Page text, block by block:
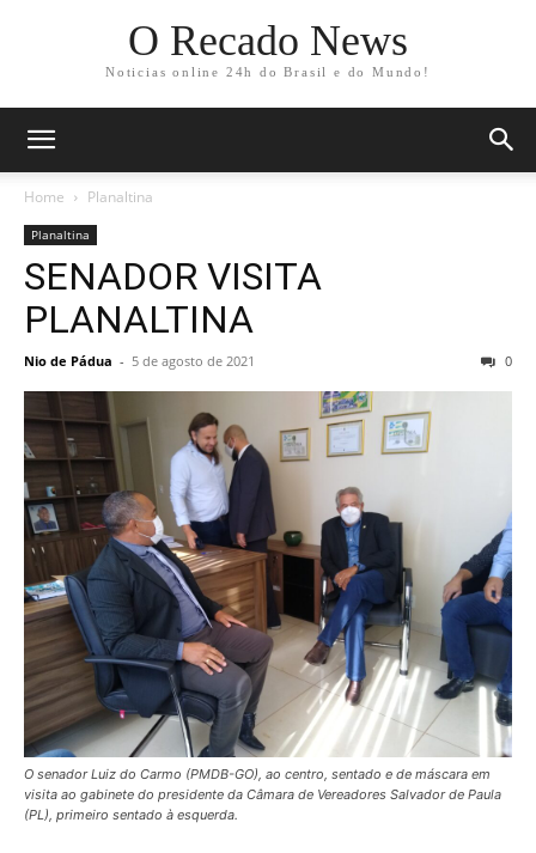
O Recado News
Noticias online 24h do Brasil e do Mundo!
Home Planaltina
Planaltina
SENADOR VISITA
PLANALTINA
Nio de Pádua - 5 de agosto de 2021 0
O senador Luiz do Carmo (PMDB-GO), ao centro, sentado e de máscara em
visita ao gabinete do presidente da Câmara de Vereadores Salvador de Paula
(PL), primeiro sentado à esquerda.